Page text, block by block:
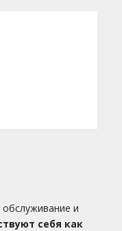
и
себя как